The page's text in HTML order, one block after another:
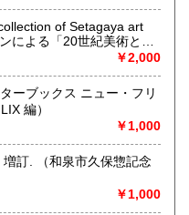
併設のギャラリーのみ不
ていません。
of Setagaya art
による「20世紀美術と素
￥2,000
ーブックス ニュー・フリ
２ （new FLIX 編）
￥1,000
惣記念
￥1,000